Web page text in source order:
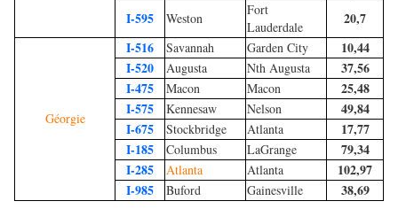
I-595
Weston
Fort
Lauderdale
20,7
Géorgie
I-516 Savannah Garden City
10,44
I-520
Augusta Nth Augusta
37,56
I-475
Macon Macon
25,48
I-575
Kennesaw Nelson
49,84
I-675
Stockbridge Atlanta
17,77
I-185
Columbus LaGrange
79,34
I-285
Atlanta Atlanta
102,97
I-985
Buford Gainesville 38,69